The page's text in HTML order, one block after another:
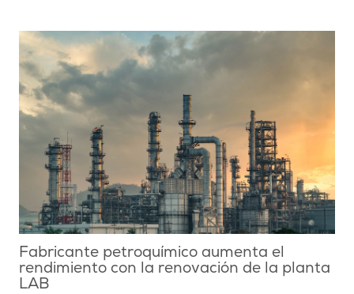
Fabricante petroquímico aumenta el
rendimiento con la renovación de la planta
LAB